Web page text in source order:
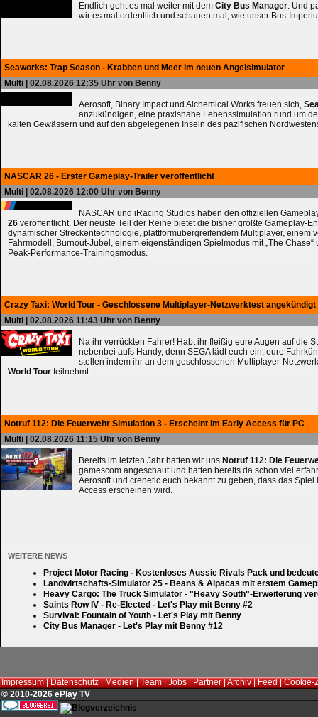
Endlich geht es mal weiter mit dem City Bus Manager. Und
wir es mal ordentlich und schauen mal, wie unser Bus-
Seaworks: Trap Season - Krabben und Meer im neuen Angelsimulator
Multi | 02.08.2026 12:35 Uhr von Benny
Aerosoft, Binary Impact und Alchemical Works freuen sich,
anzukündigen, eine praxisnahe Lebenssimulation rund um
kalten Gewässern und auf den abgelegenen Inseln des pazifischen
NASCAR 26 - Erster Gameplay-Trailer veröffentlicht
Multi | 02.08.2026 12:00 Uhr von Benny
NASCAR und iRacing Studios haben den offiziellen
26 veröffentlicht. Der neuste Teil der Reihe bietet die bisher größte Gameplay-
dynamischer Streckentechnologie, plattformübergreifendem Multiplayer, einem
Fahrmodell, Burnout-Jubel, einem eigenständigen Spielmodus mit „The
Peak-Performance-Trainingsmodus.
Crazy Taxi: World Tour - Geschlossene Multiplayer-Netzwerktest angekündigt
Multi | 02.08.2026 11:43 Uhr von Benny
Na ihr verrückten Fahrer! Habt ihr fleißig eure Augen auf die
nebenbei aufs Handy, denn SEGA lädt euch ein, eure
stellen indem ihr an dem geschlossenen Multiplayer-
World Tour teilnehmt.
Notruf 112: Die Feuerwehr Simulation 3 - Erscheint im Early Access für PC
Multi | 02.08.2026 11:15 Uhr von Benny
Bereits im letzten Jahr hatten wir uns Notruf 112: Die
gamescom angeschaut und hatten bereits da schon viel
Aerosoft und crenetic euch bekannt zu geben, dass das Spiel
Access erscheinen wird.
WEITERE NEWS
Project Motor Racing - Kostenloses Aussie Rivals Pack und
Landwirtschafts-Simulator 25 - Beans & Alpacas mit erstem
Heavy Cargo: The Truck Simulator - "Heavy South"-Erweiterung
Saints Row IV - Re-Elected - Let's Play mit Benny #2
Survival: Fountain of Youth - Let's Play mit Benny
City Bus Manager - Let's Play mit Benny #12
Impressum|Datenschutz|Medien|Team|Jobs|Partner|Archiv|Feed|Cookie-
© 2010-2026 ePlay TV